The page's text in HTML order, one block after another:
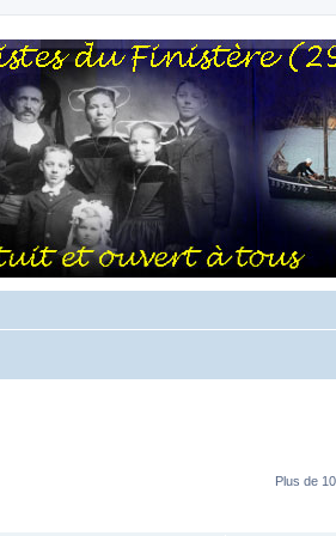
Plus de